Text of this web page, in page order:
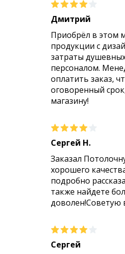
Дмитрий
Приобрёл в этом
продукции с
затраты
персоналом.
оплатить заказ,
оговоренный
магазину!
Сергей Н.
Заказал
хорошего
подробно
также найдете
доволен!Советую
Сергей